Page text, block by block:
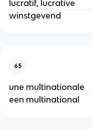
lucratif, lucrative
winstgevend
65
une multinationale
een multinational